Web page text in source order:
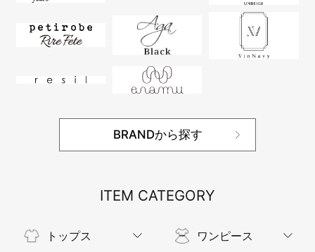
BRANDから探す
ITEM CATEGORY
トップス ワンピース